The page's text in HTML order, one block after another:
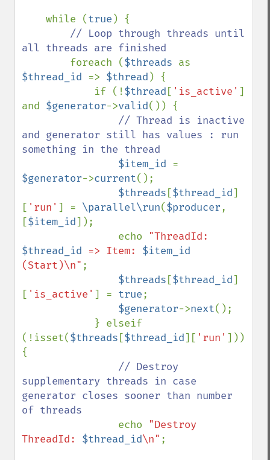
    while (
true ) {
// Loop through threads until
all threads are finished
foreach ($threads
$thread_id => $thread ) {
            if (!
$thread [ 'is_active' ]
and $generator->valid()) {
// Thread is inactive
and generator still has values : run
something in the thread
$item_id
$generator->current();
$threads [$thread_id]
[ 'run' ] = \parallel\run($producer,
[$item_id]);
                echo
$thread_id => Item: $item_id
(Start)\n" ;
$threads [$thread_id]
[ 'is_active' ] = true;
$generator->next();
(!isset($threads [$thread_id][ 'run' ]))
{
// Destroy
supplementary threads in case
generator closes sooner than number
of threads
echo "Destroy
ThreadId: $thread_id\n" ;